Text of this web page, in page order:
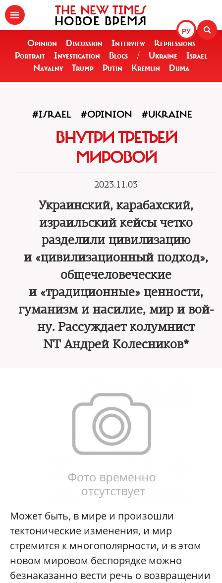
РУ
THE NEW TIMES
НОВОЕ ВРЕМЯ
Opinion Discussion Interview
Repressions
Portrait
Investigation Blogs / Ukraine
Israel
Navalny
Trump Putin Kremlin Duma
#ISRAEL #OPINION #UKRAINE
ВНУТРИ ТРЕТЬЕЙ
МИРОВОЙ
2023.11.03
Украинский, карабахский,
израильский кейсы четко
разделили цивилизацию
и «цивилизационный подход»,
общечеловеческие
и «традиционные» ценности,
гуманизм и насилие, мир и вой­
ну. Рассуждает колумнист
NT Андрей Колесников*
Может быть, в мире и произошли
тектонические изменения, и мир
стремится к многополярности, и в этом
новом мировом беспорядке можно
безнаказанно вести речь о возвращении